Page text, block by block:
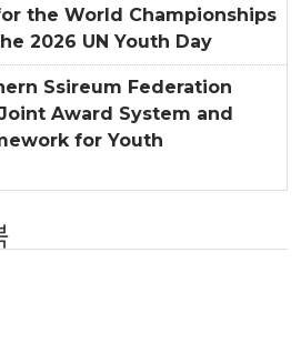
the World Championships
2026 UN Youth Day
Ssireum Federation
Award System and
for Youth